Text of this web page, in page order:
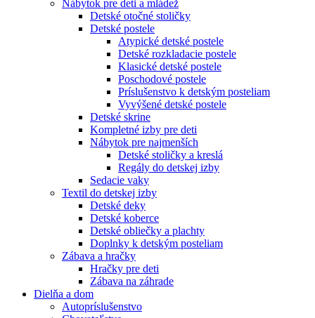
Nábytok pre deti a mládež
Detské otočné stoličky
Detské postele
Atypické detské postele
Detské rozkladacie postele
Klasické detské postele
Poschodové postele
Príslušenstvo k detským posteliam
Vyvýšené detské postele
Detské skrine
Kompletné izby pre deti
Nábytok pre najmenších
Detské stoličky a kreslá
Regály do detskej izby
Sedacie vaky
Textil do detskej izby
Detské deky
Detské koberce
Detské obliečky a plachty
Doplnky k detským posteliam
Zábava a hračky
Hračky pre deti
Zábava na záhrade
Dielňa a dom
Autopríslušenstvo